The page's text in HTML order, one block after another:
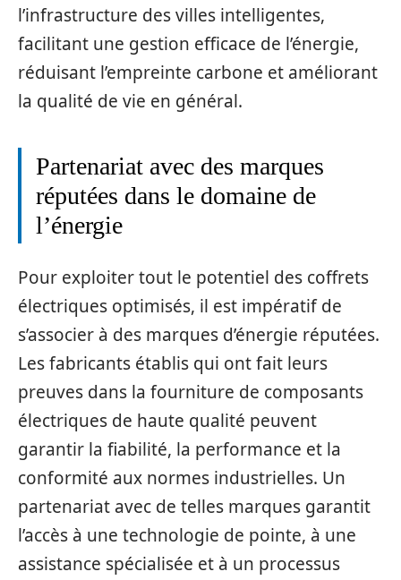
l’infrastructure des villes intelligentes,
facilitant une gestion efficace de l’énergie,
réduisant l’empreinte carbone et améliorant
la qualité de vie en général.
Partenariat avec des marques
réputées dans le domaine de
l’énergie
Pour exploiter tout le potentiel des coffrets
électriques optimisés, il est impératif de
s’associer à des marques d’énergie réputées.
Les fabricants établis qui ont fait leurs
preuves dans la fourniture de composants
électriques de haute qualité peuvent
garantir la fiabilité, la performance et la
conformité aux normes industrielles. Un
partenariat avec de telles marques garantit
l’accès à une technologie de pointe, à une
assistance spécialisée et à un processus